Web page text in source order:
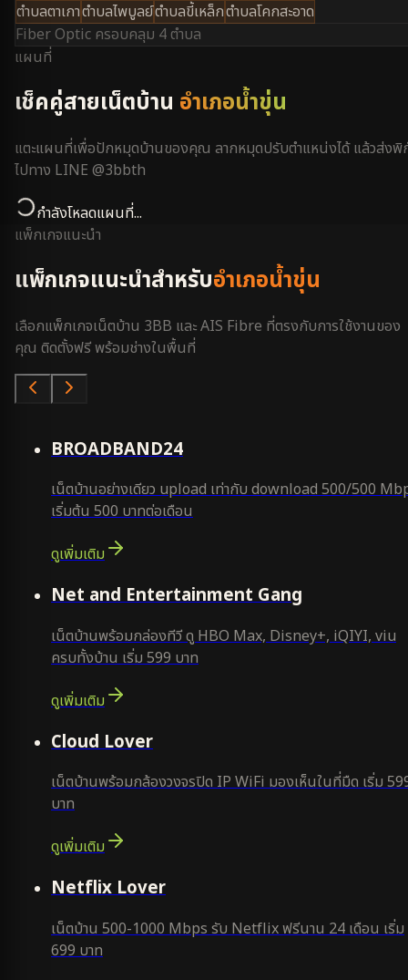
ตำบลตาเกาตำบลไพบูลย์ตำบลขี้เหล็กตำบลโคกสะอาด
Fiber Optic ครอบคลุม 4 ตำบล
แผนที่
เช็คคู่สายเน็ตบ้าน อำเภอน้ำขุ่น
แตะแผนที่เพื่อปักหมุดบ้านของคุณ ลากหมุดปรับตำแหน่งได้ แล้วส่งพิ
ไปทาง LINE @3bbth
กำลังโหลดแผนที่...
แพ็กเกจแนะนำ
แพ็กเกจแนะนำสำหรับอำเภอน้ำขุ่น
เลือกแพ็กเกจเน็ตบ้าน 3BB และ AIS Fibre ที่ตรงกับการใช้งานของ
คุณ ติดตั้งฟรี พร้อมช่างในพื้นที่
BROADBAND24
เน็ตบ้านอย่างเดียว upload เท่ากับ download 500/500
เริ่มต้น 500 บาทต่อเดือน
ดูเพิ่มเติม
Net and Entertainment Gang
เน็ตบ้านพร้อมกล่องทีวี ดู HBO Max, Disney+, iQIYI, viu
ครบทั้งบ้าน เริ่ม 599 บาท
ดูเพิ่มเติม
Cloud Lover
เน็ตบ้านพร้อมกล้องวงจรปิด IP WiFi มองเห็นในที่มืด เริ่ม
บาท
ดูเพิ่มเติม
Netflix Lover
เน็ตบ้าน 500-1000 Mbps รับ Netflix ฟรีนาน 24 เดือน เริ่ม
699 บาท